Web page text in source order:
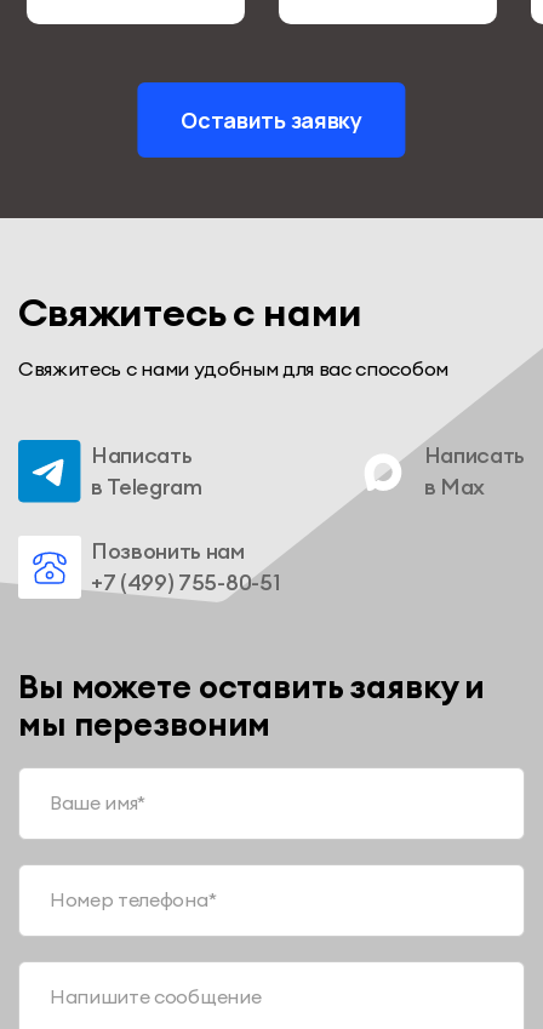
Оставить заявку
Свяжитесь с нами
Свяжитесь с нами удобным для вас способом
Написать
в Telegram
Написать
в Max
Позвонить нам
+7 (499) 755-80-51
Вы можете оставить заявку и
мы перезвоним
Ваше имя*
Номер телефона*
Напишите сообщение